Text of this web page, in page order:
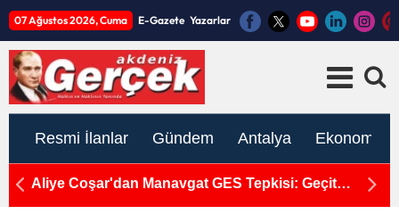
07 Ağustos 2026, Cuma E-Gazete Yazarlar
Resmi İlanlar Gündem Antalya Ekonomi
Aliye Coşar'dan Manavgat GES Tepkisi: Geçit